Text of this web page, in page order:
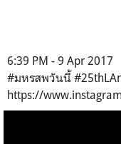
6:39 PM - 9 Apr 2017
#มหรสพวันนี้
https://